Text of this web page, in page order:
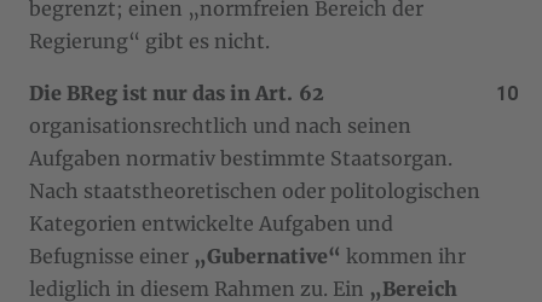
begrenzt; einen „normfreien Bereich der
Regierung“ gibt es nicht.
Die BReg ist nur das in Art. 62
organisationsrechtlich und nach seinen
Aufgaben normativ bestimmte Staatsorgan.
Nach staatstheoretischen oder politologischen
Kategorien entwickelte Aufgaben und
Befugnisse einer „Gubernative“ kommen ihr
lediglich in diesem Rahmen zu. Ein „Bereich